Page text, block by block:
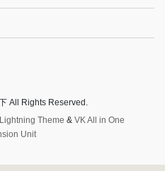
All Rights Reserved.
Lightning Theme & VK All in One
Unit